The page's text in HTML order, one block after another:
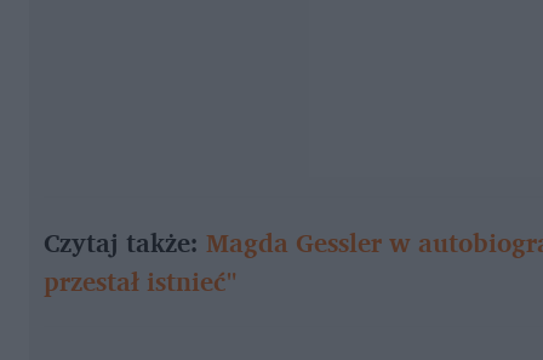
Czytaj także: Magda Gessler w
przestał istnieć"